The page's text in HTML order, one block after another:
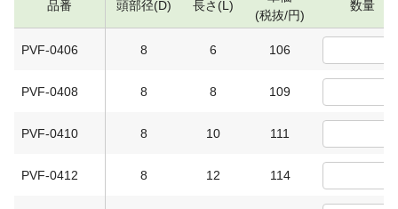
品番 頭部径(D) 長さ(L)
(税抜/円)
数量
PVF-0406 8 6 106
PVF-0408 8 8 109
PVF-0410 8 10 111
PVF-0412 8 12 114